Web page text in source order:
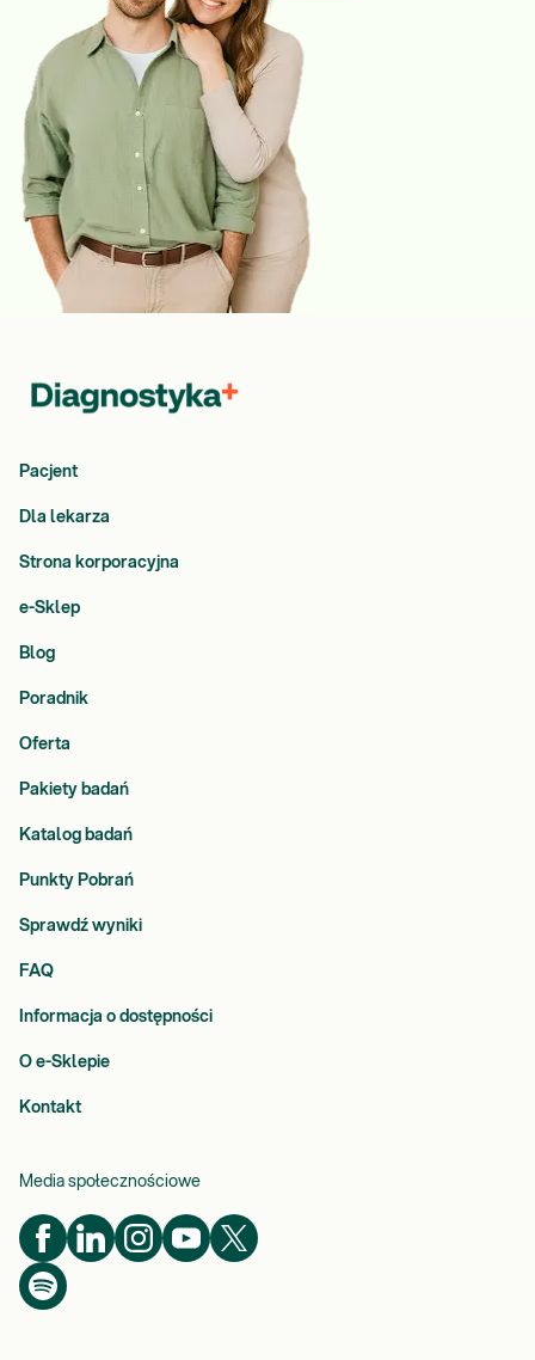
Pacjent
Dla lekarza
Strona korporacyjna
e-Sklep
Blog
Poradnik
Oferta
Pakiety badań
Katalog badań
Punkty Pobrań
Sprawdź wyniki
FAQ
Informacja o dostępności
O e-Sklepie
Kontakt
Media społecznościowe